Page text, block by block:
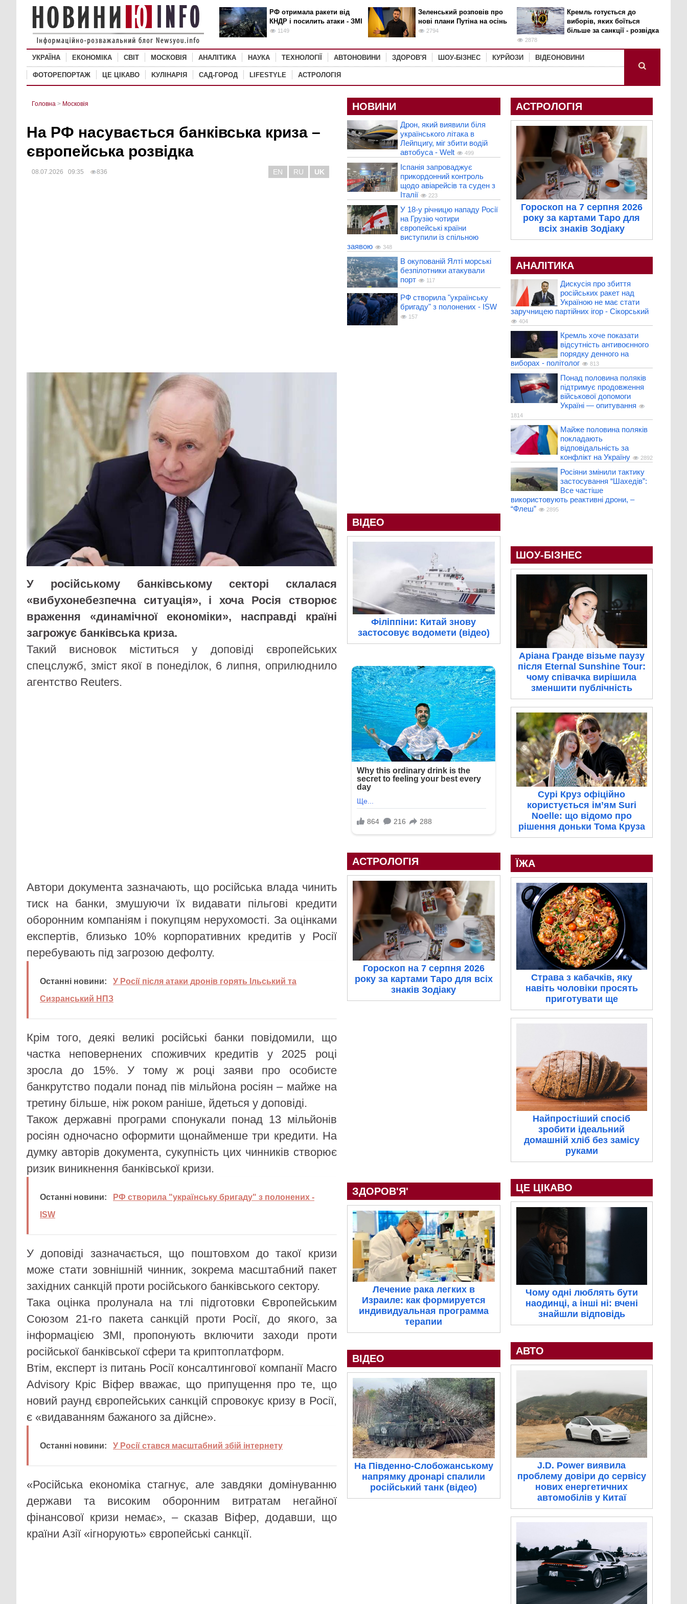
РФ отримала ракети від
КНДР і посилить атаки - ЗМІ
1149
Зеленський розповів про
нові плани Путіна на осінь
2794
Кремль готується до
виборів, яких боїться
більше за санкції - розвідка
2878
УКРАЇНА ЕКОНОМІКА СВІТ MОСКОВІЯ АНАЛІТИКА НАУКА ТЕХНОЛОГІЇ АВТОНОВИНИ ЗДОРОВ'Я ШОУ-БІЗНЕС КУРЙОЗИ ВІДЕОНОВИНИ
ФОТОРЕПОРТАЖ ЦЕ ЦІКАВО KУЛІНАРІЯ САД-ГОРОД LIFESTYLE АСТРОЛОГІЯ
Головна > Mосковія
На РФ насувається банківська криза –
європейська розвідка
08.07.2026 09:35 836 EN RU UK
У російському банківському секторі склалася
«вибухонебезпечна ситуація», і хоча Росія створює
враження «динамічної економіки», насправді країні
загрожує банківська криза.
Такий висновок міститься у доповіді європейських
спецслужб, зміст якої в понеділок, 6 липня, оприлюднило
агентство Reuters.
Автори документа зазначають, що російська влада чинить
тиск на банки, змушуючи їх видавати пільгові кредити
оборонним компаніям і покупцям нерухомості. За оцінками
експертів, близько 10% корпоративних кредитів у Росії
перебувають під загрозою дефолту.
Останні новини:
У Росії після атаки дронів горять Ільський та
Сизранський НПЗ
Крім того, деякі великі російські банки повідомили, що
частка неповернених споживчих кредитів у 2025 році
зросла до 15%. У тому ж році заяви про особисте
банкрутство подали понад пів мільйона росіян – майже на
третину більше, ніж роком раніше, йдеться у доповіді.
Також державні програми спонукали понад 13 мільйонів
росіян одночасно оформити щонайменше три кредити. На
думку авторів документа, сукупність цих чинників створює
ризик виникнення банківської кризи.
Останні новини:
РФ створила "українську бригаду" з полонених -
ISW
У доповіді зазначається, що поштовхом до такої кризи
може стати зовнішній чинник, зокрема масштабний пакет
західних санкцій проти російського банківського сектору.
Така оцінка пролунала на тлі підготовки Європейським
Союзом 21-го пакета санкцій проти Росії, до якого, за
інформацією ЗМІ, пропонують включити заходи проти
російської банківської сфери та криптоплатформ.
Втім, експерт із питань Росії консалтингової компанії Macro
Advisory Кріс Віфер вважає, що припущення про те, що
новий раунд європейських санкцій спровокує кризу в Росії,
є «видаванням бажаного за дійсне».
Останні новини: У Росії стався масштабний збій інтернету
«Російська економіка стагнує, але завдяки домінуванню
держави та високим оборонним витратам негайної
фінансової кризи немає», – сказав Віфер, додавши, що
країни Азії «ігнорують» європейські санкції.
НОВИНИ
Дрон, який виявили біля
українського літака в
Лейпцигу, міг збити водій
автобуса - Welt
499
Іспанія запроваджує
прикордонний контроль
щодо авіарейсів та суден з
Італії
223
У 18-у річницю нападу Росії
на Грузію чотири
європейські країни
виступили із спільною
заявою
348
В окупованій Ялті морські
безпілотники атакували
порт
117
РФ створила "українську
бригаду" з полонених - ISW
157
ВІДЕО
Філіппіни: Китай знову
застосовує водомети (відео)
АСТРОЛОГІЯ
Гороскоп на 7 серпня 2026
року за картами Таро для всіх
знаків Зодіаку
ЗДОРОВ'Я'
Лечение рака легких в
Израиле: как формируется
индивидуальная программа
терапии
ВІДЕО
На Південно-Слобожанському
напрямку дронарі спалили
російський танк (відео)
АСТРОЛОГІЯ
Гороскоп на 7 серпня 2026
року за картами Таро для
всіх знаків Зодіаку
АНАЛІТИКА
Дискусія про збиття
російських ракет над
Україною не має стати
заручницею партійних ігор - Сікорський
404
Кремль хоче показати
відсутність антивоєнного
порядку денного на
виборах - політолог
813
Понад половина поляків
підтримує продовження
військової допомоги
Україні — опитування
1814
Майже половина поляків
покладають
відповідальність за
конфлікт на Україну
2892
Росіяни змінили тактику
застосування “Шахедів”:
Все частіше
використовують реактивні дрони, –
“Флеш”
2895
ШОУ-БІЗНЕС
Аріана Гранде візьме паузу
після Eternal Sunshine Tour:
чому співачка вирішила
зменшити публічність
Сурі Круз офіційно
користується ім’ям Suri
Noelle: що відомо про
рішення доньки Тома Круза
ЇЖА
Страва з кабачків, яку
навіть чоловіки просять
приготувати ще
Найпростіший спосіб
зробити ідеальний
домашній хліб без замісу
руками
ЦЕ ЦІКАВО
Чому одні люблять бути
наодинці, а інші ні: вчені
знайшли відповідь
АВТО
J.D. Power виявила
проблему довіри до сервісу
нових енергетичних
автомобілів у Китаї